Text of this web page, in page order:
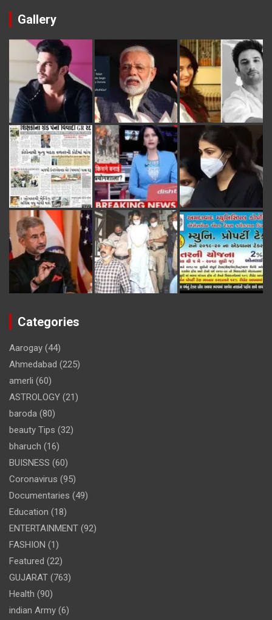
Gallery
Categories
Aarogay (44)
Ahmedabad (225)
amerli (60)
ASTROLOGY (21)
baroda (80)
beauty Tips (32)
bharuch (16)
BUISNESS (60)
Coronavirus (95)
Documentaries (49)
Education (18)
ENTERTAINMENT (92)
FASHION (1)
Featured (22)
GUJARAT (763)
Health (90)
indian Army (6)